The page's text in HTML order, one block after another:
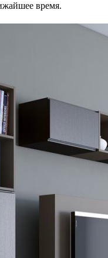
время.